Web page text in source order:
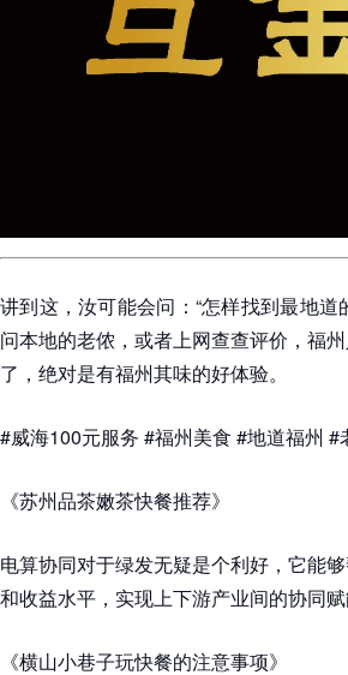
讲到这，汝可能会问：“怎样找到最地
问本地的老侬，或者上网查查评价，福
了，绝对是有福州其味的好体验。
#威海100元服务 #福州美食 #地道福州 #
《苏州品茶嫩茶快餐推荐》
电算协同对于绿发无疑是个利好，它能
和收益水平，实现上下游产业间的协同赋
《横山小巷子玩快餐的注意事项》